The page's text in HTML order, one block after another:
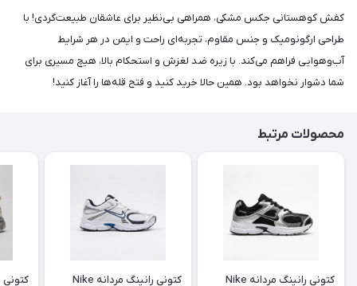
کفش کوهستانی جکس مشکی، همراهی بی‌نظیر برای عاشقان طبیعت‌گردی! با
طراحی ارگونومیک و جنس مقاوم، تجربه‌ای راحت و ایمن در هر شرایط
آب‌وهوایی فراهم می‌کند. با زیره ضد لغزش و استحکام بالا، هیچ مسیری برای
شما دشوار نخواهد بود. همین حالا خرید کنید و فتح قله‌ها را آغاز کنید!
محصولات مرتبط
کتونی رانینگ مردانه Nike
کتونی رانینگ مردانه Nike